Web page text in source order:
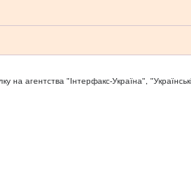
агентства "Iнтерфакс-Україна",